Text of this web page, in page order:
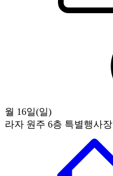
월 16일(일)
라자 원주 6층 특별행사장